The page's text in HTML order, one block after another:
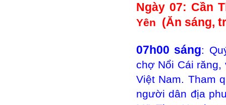
Ngày 07: Cần
Yên (Ăn sáng,
07h00 sáng:
chợ Nổi Cái răng,
Việt Nam. Tham
người dân địa